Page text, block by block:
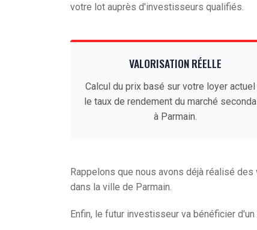
votre lot auprès d'investisseurs qualifiés.
VALORISATION RÉELLE
Calcul du prix basé sur votre loyer
le taux de rendement du marché
à Parmain.
Rappelons que nous avons déjà réalisé
dans la ville de Parmain.
Enfin, le futur investisseur va bénéficier